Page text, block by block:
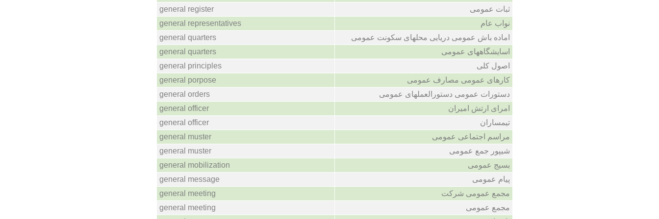
general register
ثبات عمومی
general representatives
نواب عام
general quarters
اماده باش عمومی دریایی محلهای سکونت عمومی
general quarters
اسایشگاههای عمومی
general principles
اصول کلی
general porpose
کارهای عمومی مصارف عمومی
general orders
دستورات عمومی دستورالعملهای عمومی
general officer
امرای ارتش امیران
general officer
تیمساران
general muster
مراسم اجتماعی عمومی
general muster
شیپور جمع عمومی
general mobilization
بسیج عمومی
general message
پیام عمومی
general meeting
مجمع عمومی شرکت
general meeting
مجمع عمومی